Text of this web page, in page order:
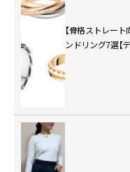
【骨格ストレー
ンドリング7選【